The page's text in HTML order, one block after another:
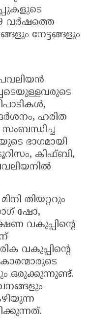
9 വർഷത്തെ
നേട്ടങ്ങളും
ഹരിത
സംബന്ധിച്ച
ഭാഗമായി
ടൂറിസം, കിഫ്ബി,
തിയറ്ററും
ഷോ,
വകുപ്പിന്റെ
വകുപ്പിന്റെ
ഒരുക്കുന്നുണ്ട്.